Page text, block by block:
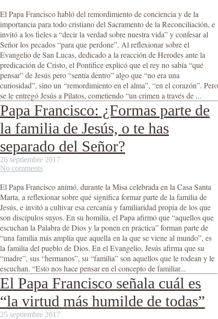
El Papa Francisco habló del remordimiento de conciencia y de la
importancia para todo cristiano del Sacramento de la Reconciliación, e
invitó a los fieles a “decir la verdad sobre nuestra vida” y confesar al
Señor los pecados “para que perdone”. Al reflexionar sobre el
Evangelio de San Lucas, dedicado a la reacción de Herodes ante la
predicación de Cristo, el Pontífice explicó que el rey no sabía “qué
pensar” de Jesús pero “sentía dentro” algo que “no era una
curiosidad”, sino un “remordimiento en el alma”, “en el corazón”. Pero
se le entregó Jesús a Pilatos, cometiendo “un crimen a través de ...
Papa Francisco: ¿Formas parte de
la familia de Jesús, o te has
separado del Señor?
26 septiembre 2017
No comments
El Papa Francisco animó, durante la Misa celebrada en la Casa Santa
Marta, a reflexionar sobre qué significa formar parte de la familia de
Jesús, e invitó a cultivar esa cercanía y familiaridad propia de los que
son discípulos suyos. En su homilía, el Papa afirmó que “aquellos que
escuchan la Palabra de Dios y la ponen en práctica” forman parte de
“una familia más amplia que aquella en la que se viene al mundo”, es
la familia del pueblo de Dios. En el Evangelio, Jesús afirma que su
“madre”, sus “hermanos”, su “familia” son aquellos que le rodean y le
escuchan. “Esto nos hace pensar en el concepto de familiar...
El Papa Francisco señala cuál es
“la virtud más humilde de todas”
25 septiembre 2017